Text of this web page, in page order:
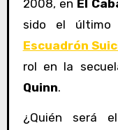
2008, en El
sido el último
Escuadrón
rol en la
Quinn.
¿Quién será